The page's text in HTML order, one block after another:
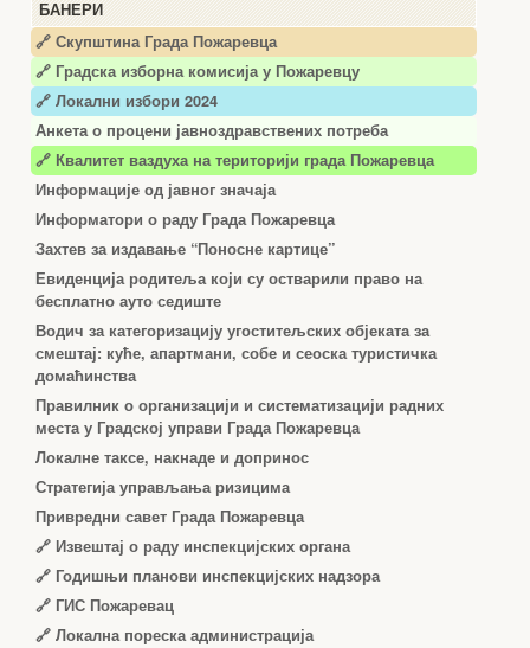
БАНЕРИ
🔗 Скупштина Града Пожаревца
🔗 Градска изборна комисија у Пожаревцу
🔗 Локални избори 2024
Анкета о процени јавноздравствених потреба
🔗 Квалитет ваздуха на територији града Пожаревца
Информације од јавног значаја
Информатори о раду Града Пожаревца
Захтев за издавање “Поносне картице”
Евиденција родитеља који су остварили право на
бесплатно ауто седиште
Водич за категоризацију угоститељских објеката за
смештај: куће, апартмани, собе и сеоска туристичка
домаћинства
Правилник о организацији и систематизацији радних
места у Градској управи Града Пожаревца
Локалне таксе, накнаде и допринос
Стратегија управљања ризицима
Привредни савет Града Пожаревца
🔗 Извештај о раду инспекцијских органа
🔗 Годишњи планови инспекцијских надзора
🔗 ГИС Пожаревац
🔗 Локална пореска администрација